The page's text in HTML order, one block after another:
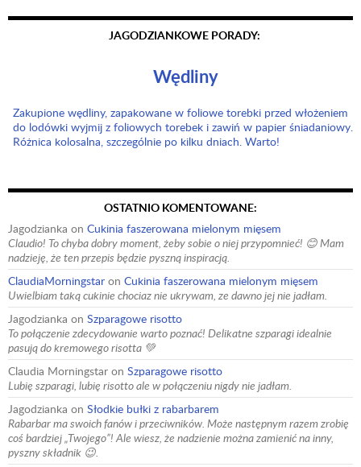
JAGODZIANKOWE PORADY:
Wędliny
Zakupione wędliny, zapakowane w foliowe torebki przed włożeniem
do lodówki wyjmij z foliowych torebek i zawiń w papier śniadaniowy.
Różnica kolosalna, szczególnie po kilku dniach. Warto!
OSTATNIO KOMENTOWANE:
Jagodzianka on Cukinia faszerowana mielonym mięsem
Claudio! To chyba dobry moment, żeby sobie o niej przypomnieć! 😊 Mam
nadzieję, że ten przepis będzie pyszną inspiracją.
ClaudiaMorningstar on Cukinia faszerowana mielonym mięsem
Uwielbiam taką cukinie chociaz nie ukrywam, ze dawno jej nie jadłam.
Jagodzianka on Szparagowe risotto
To połączenie zdecydowanie warto poznać! Delikatne szparagi idealnie
pasują do kremowego risotta 💚
Claudia Morningstar on Szparagowe risotto
Lubię szparagi, lubię risotto ale w połączeniu nigdy nie jadłam.
Jagodzianka on Słodkie bułki z rabarbarem
Rabarbar ma swoich fanów i przeciwników. Może następnym razem zrobię
coś bardziej „Twojego”! Ale wiesz, że nadzienie można zamienić na inny,
pyszny składnik 😉.